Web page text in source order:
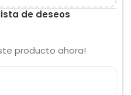
de deseos
producto ahora!